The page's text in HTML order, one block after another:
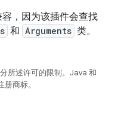
，因为该插件会查找
和 Arguments 类。
所述许可的限制。Java 和
商标。